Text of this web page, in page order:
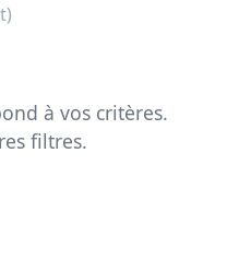
à vos critères.
filtres.